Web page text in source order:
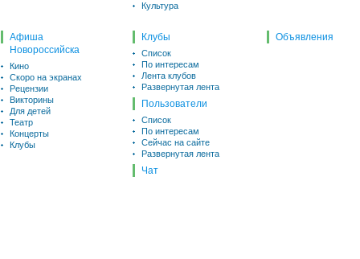
Культура
Афиша
Новороссийска
Кино
Скоро на экранах
Рецензии
Викторины
Для детей
Театр
Концерты
Клубы
Клубы
Список
По интересам
Лента клубов
Развернутая лента
Пользователи
Список
По интересам
Сейчас на сайте
Развернутая лента
Чат
Объявления